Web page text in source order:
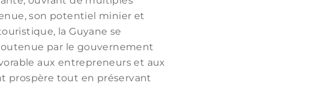
son potentiel minier et
la Guyane se
par le gouvernement
aux entrepreneurs et aux
prospère tout en préservant